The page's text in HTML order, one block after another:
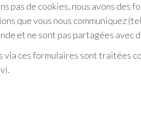
pas de cookies, nous avons
que vous nous communiquez
et ne sont pas partagées avec
via ces formulaires sont traitées